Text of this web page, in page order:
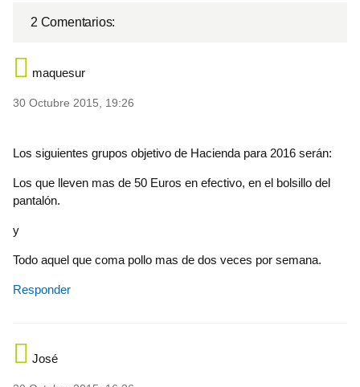
2 Comentarios:
maquesur
30 Octubre 2015, 19:26
Los siguientes grupos objetivo de Hacienda para 2016 serán:
Los que lleven mas de 50 Euros en efectivo, en el bolsillo del
pantalón.
y
Todo aquel que coma pollo mas de dos veces por semana.
Responder
José